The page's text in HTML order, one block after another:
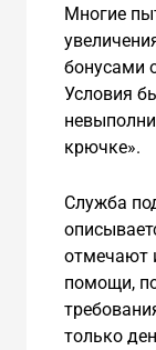
Многие
бонусами
Условия
крючке».
Служба
отмечают
помощи,
только